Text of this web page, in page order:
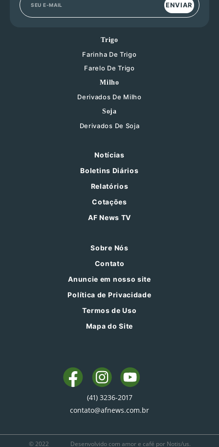
ENVIAR
Trigo
Farinha De Trigo
Farelo De Trigo
Milho
Derivados De Milho
Soja
Derivados De Soja
Notícias
Boletins Diários
Relatórios
Cotações
AF News TV
Sobre Nós
Contato
Anuncie em nosso site
Política de Privacidade
Termos de Uso
Mapa do Site
(41) 3236-2017
contato@afnews.com.br
© 2022 Desenvolvido com amor e café por Notis/us.